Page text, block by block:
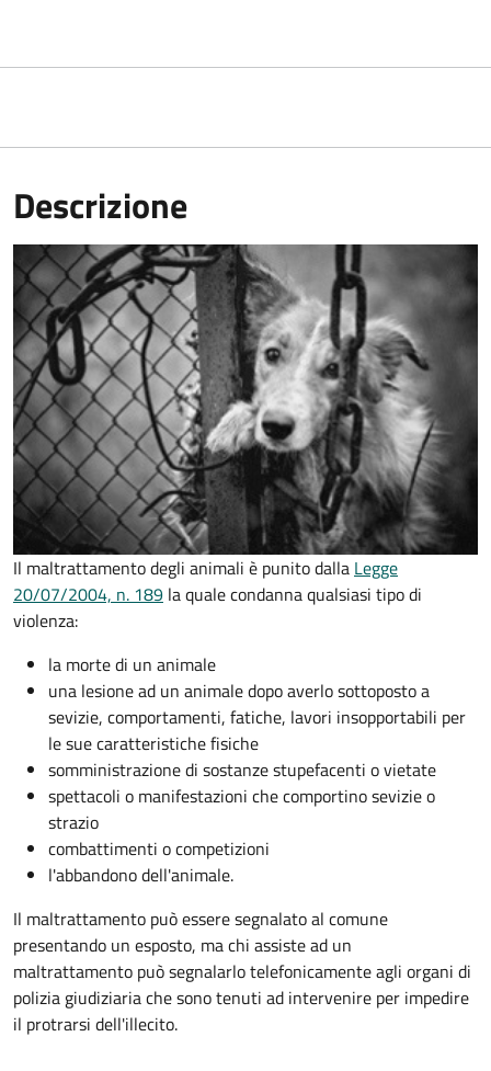
Descrizione
Il maltrattamento degli animali è punito dalla Legge
20/07/2004, n. 189 la quale condanna qualsiasi tipo di
violenza:
la morte di un animale
una lesione ad un animale dopo averlo sottoposto a
sevizie, comportamenti, fatiche, lavori insopportabili per
le sue caratteristiche fisiche
somministrazione di sostanze stupefacenti o vietate
spettacoli o manifestazioni che comportino sevizie o
strazio
combattimenti o competizioni
l'abbandono dell'animale.
Il maltrattamento può essere segnalato al comune
presentando un esposto, ma chi assiste ad un
maltrattamento può segnalarlo telefonicamente agli organi di
polizia giudiziaria che sono tenuti ad intervenire per impedire
il protrarsi dell'illecito.